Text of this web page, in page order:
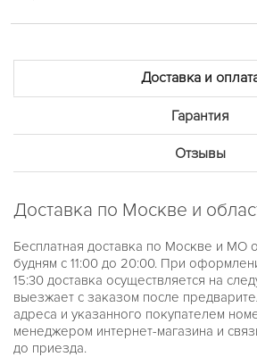
Доставка и
Гарантия
Отзывы
Доставка по Москве и
Бесплатная доставка по Москве и МО
будням с 11:00 до 20:00. При
15:30 доставка осуществляется на
выезжает с заказом после
адреса и указанного покупателем
менеджером интернет-магазина и
до приезда.
DYLAN
EVEREST
JARYN
LENNOX
LILIANE
MINI CAMILLE
MINI PILOT PAVE
PARKER
PILOT
RAQUEL
RITZ
RUNWAY